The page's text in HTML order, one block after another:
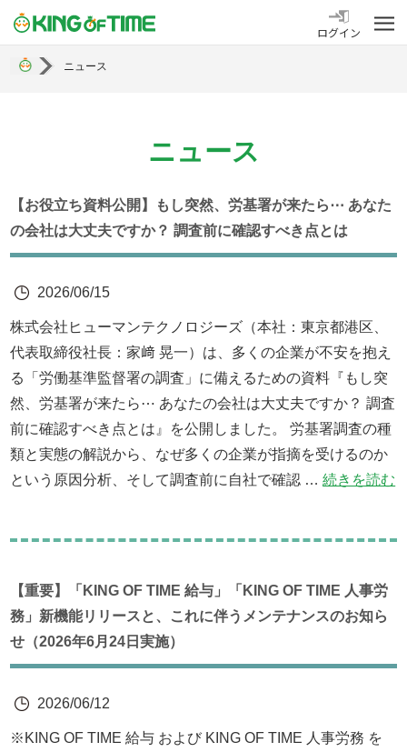
勤怠管理システム KING OF TIME
ログイン
ニュース
ニュース
【お役立ち資料公開】もし突然、労基署が来たら⋯ あなた
の会社は大丈夫ですか？ 調査前に確認すべき点とは
2026/06/15
株式会社ヒューマンテクノロジーズ（本社：東京都港区、
代表取締役社長：家﨑 晃一）は、多くの企業が不安を抱え
る「労働基準監督署の調査」に備えるための資料『もし突
然、労基署が来たら⋯ あなたの会社は大丈夫ですか？ 調査
前に確認すべき点とは』を公開しました。 労基署調査の種
類と実態の解説から、なぜ多くの企業が指摘を受けるのか
という原因分析、そして調査前に自社で確認 …続きを読む
【重要】「KING OF TIME 給与」「KING OF TIME 人事労
務」新機能リリースと、これに伴うメンテナンスのお知ら
せ（2026年6月24日実施）
2026/06/12
※KING OF TIME 給与 および KING OF TIME 人事労務 を